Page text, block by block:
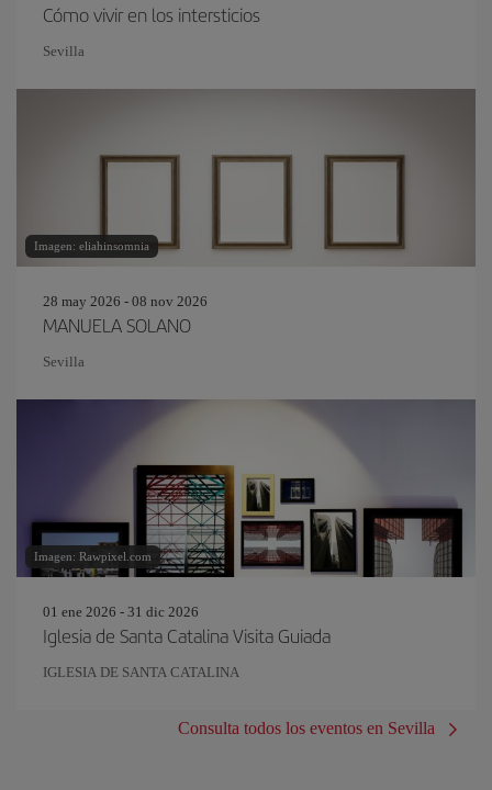
Cómo vivir en los intersticios
Sevilla
Imagen: eliahinsomnia
28 may 2026 - 08 nov 2026
MANUELA SOLANO
Sevilla
Imagen: Rawpixel.com
01 ene 2026 - 31 dic 2026
Iglesia de Santa Catalina Visita Guiada
IGLESIA DE SANTA CATALINA
Consulta todos los eventos en Sevilla